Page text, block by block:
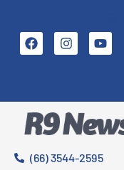
(66) 3544-2595